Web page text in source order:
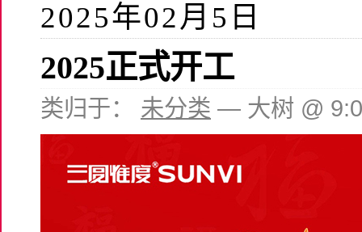
2025年02月5日
2025正式开工
类归于： 未分类 — 大树 @